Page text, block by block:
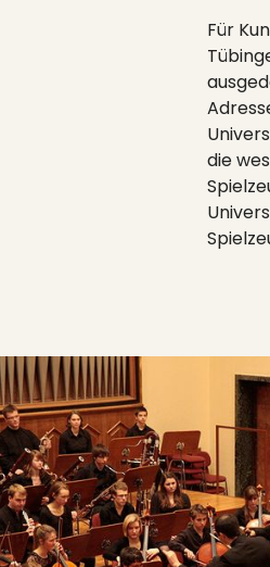
Für
die